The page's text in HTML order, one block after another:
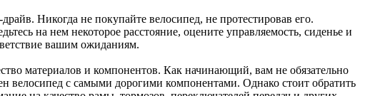
драйв. Никогда не покупайте велосипед, не протестировав его.
на нем некоторое расстояние, оцените управляемость, сиденье и
вашим ожиданиям.
материалов и компонентов. Как начинающий, вам не обязательно
велосипед с самыми дорогими компонентами. Однако стоит обратить